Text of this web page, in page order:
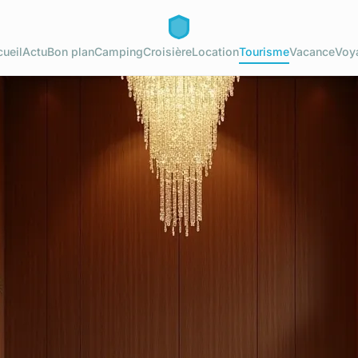
ActuBon planCampingCroisièreLocationTourismeVacance